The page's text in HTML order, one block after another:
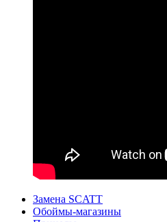
Замена SCATT
Обоймы-магазины